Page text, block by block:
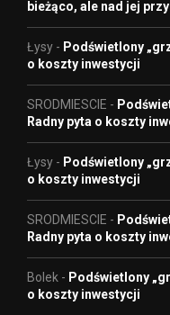
bieżąco, ale nad jej
Łysy - Podświetlony
o koszty inwestycji
SRODMIESCIE -
Radny pyta o koszty
Łysy - Podświetlony
o koszty inwestycji
SRODMIESCIE -
Radny pyta o koszty
Bolek - Podświetlony
o koszty inwestycji